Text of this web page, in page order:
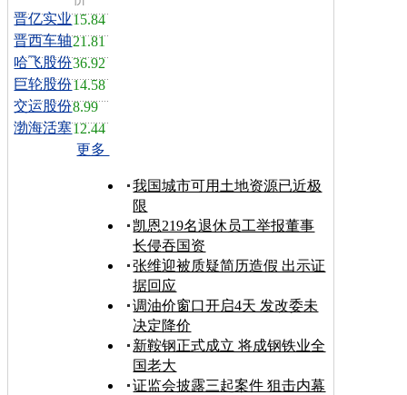
晋亿实业15.84
晋西车轴21.81
哈飞股份36.92
巨轮股份14.58
交运股份8.99
渤海活塞12.44
更多
我国城市可用土地资源已近极
限
凯恩219名退休员工举报董事
长侵吞国资
张维迎被质疑简历造假 出示证
据回应
调油价窗口开启4天 发改委未
决定降价
新鞍钢正式成立 将成钢铁业全
国老大
证监会披露三起案件 狙击内幕